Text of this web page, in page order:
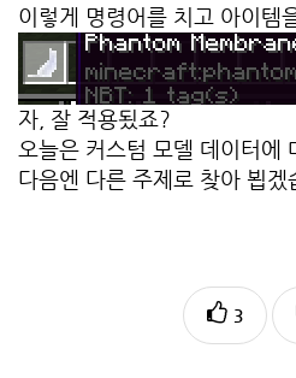
이렇게 명령어를 치고 아이템
자, 잘 적용됬죠?
오늘은 커스텀 모델 데이터에
다음엔 다른 주제로 찾아 뵙겠
3